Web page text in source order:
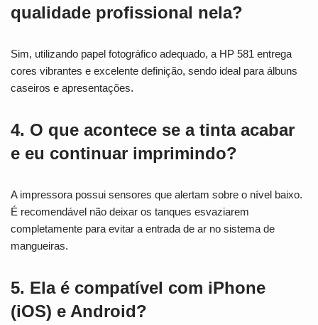
qualidade profissional nela?
Sim, utilizando papel fotográfico adequado, a HP 581 entrega
cores vibrantes e excelente definição, sendo ideal para álbuns
caseiros e apresentações.
4. O que acontece se a tinta acabar
e eu continuar imprimindo?
A impressora possui sensores que alertam sobre o nível baixo.
É recomendável não deixar os tanques esvaziarem
completamente para evitar a entrada de ar no sistema de
mangueiras.
5. Ela é compatível com iPhone
(iOS) e Android?